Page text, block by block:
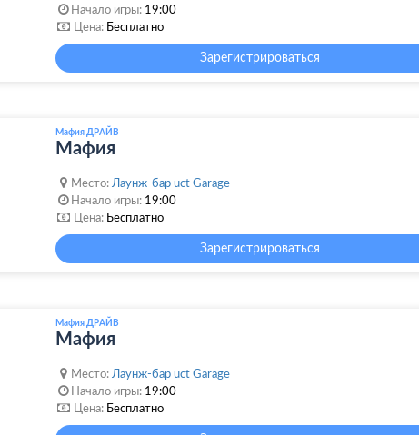
Начало игры: 19:00
Цена: Бесплатно
Зарегистрироваться
Мафия ДРАЙВ
Мафия
Место: Лаунж-бар uct Garage
Начало игры: 19:00
Цена: Бесплатно
Зарегистрироваться
Мафия ДРАЙВ
Мафия
Место: Лаунж-бар uct Garage
Начало игры: 19:00
Цена: Бесплатно